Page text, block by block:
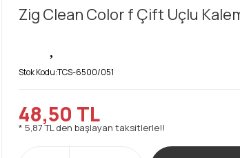
Zig Clean Color f Çift Uçlu
Stok Kodu:TCS-6500/051
48,50 TL
* 5,87 TL den başlayan taksitlerle!!